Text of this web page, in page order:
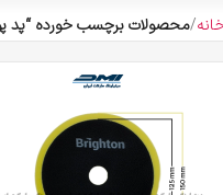
محصولات برچسب خورده “پد